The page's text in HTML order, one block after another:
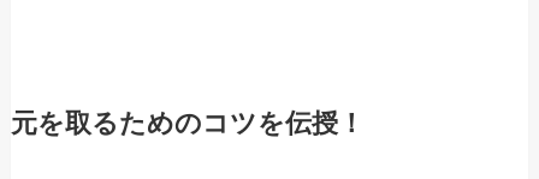
元を取るためのコツを伝授！